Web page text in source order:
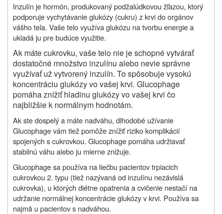
Inzulín je hormón, produkovaný podžalúdkovou žľazou, ktorý
podporuje vychytávanie glukózy (cukru) z krvi do orgánov
vášho tela. Vaše telo využíva glukózu na tvorbu energie a
ukladá ju pre budúce využitie.
Ak máte cukrovku, vaše telo nie je schopné vytvárať
dostatočné množstvo inzulínu alebo nevie správne
využívať už vytvorený inzulín. To spôsobuje vysokú
koncentráciu glukózy vo vašej krvi. Glucophage
pomáha znížiť hladinu glukózy vo vašej krvi čo
najbližšie k normálnym hodnotám.
Ak ste dospelý a máte nadváhu, dlhodobé užívanie
Glucophage vám tiež pomôže znížiť riziko komplikácií
spojených s cukrovkou. Glucophage pomáha udržiavať
stabilnú váhu alebo ju mierne znižuje.
Glucophage sa používa na liečbu pacientov trpiacich
cukrovkou 2. typu (tiež nazývaná od inzulínu nezávislá
cukrovka), u ktorých diétne opatrenia a cvičenie nestačí na
udržanie normálnej koncentrácie glukózy v krvi. Používa sa
najmä u pacientov s nadváhou.